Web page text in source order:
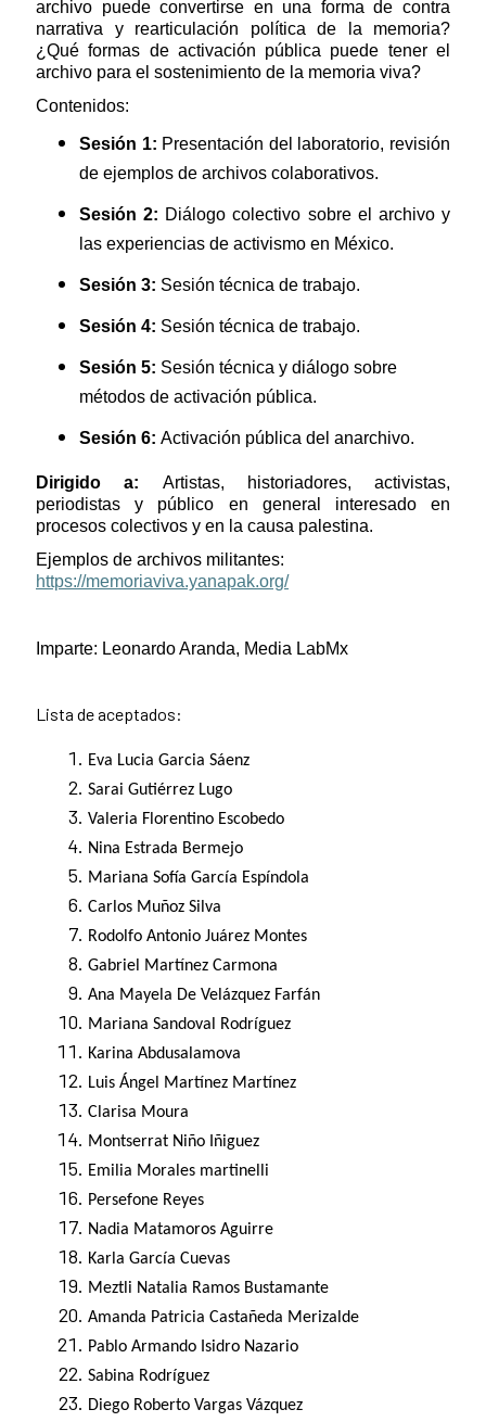
archivo puede convertirse en una forma de contra
narrativa y rearticulación política de la memoria?
¿Qué formas de activación pública puede tener el
archivo para el sostenimiento de la memoria viva?
Contenidos:
Sesión 1: Presentación del laboratorio, revisión
de ejemplos de archivos colaborativos.
Sesión 2: Diálogo colectivo sobre el archivo y
las experiencias de activismo en México.
Sesión 3: Sesión técnica de trabajo.
Sesión 4: Sesión técnica de trabajo.
Sesión 5: Sesión técnica y diálogo sobre
métodos de activación pública.
Sesión 6: Activación pública del anarchivo.
Dirigido a: Artistas, historiadores, activistas,
periodistas y público en general interesado en
procesos colectivos y en la causa palestina.
Ejemplos de archivos militantes:
https://memoriaviva.yanapak.org/
Imparte: Leonardo Aranda, Media LabMx
Lista de aceptados:
Eva Lucia Garcia Sáenz
Sarai Gutiérrez Lugo
Valeria Florentino Escobedo
Nina Estrada Bermejo
Mariana Sofía García Espíndola
Carlos Muñoz Silva
Rodolfo Antonio Juárez Montes
Gabriel Martínez Carmona
Ana Mayela De Velázquez Farfán
Mariana Sandoval Rodríguez
Karina Abdusalamova
Luis Ángel Martínez Martínez
Clarisa Moura
Montserrat Niño Iñiguez
Emilia Morales martinelli
Persefone Reyes
Nadia Matamoros Aguirre
Karla García Cuevas
Meztli Natalia Ramos Bustamante
Amanda Patricia Castañeda Merizalde
Pablo Armando Isidro Nazario
Sabina Rodríguez
Diego Roberto Vargas Vázquez